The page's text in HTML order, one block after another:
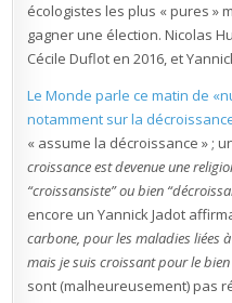
écologistes les plus « pures »
gagner une élection. Nicolas
Cécile Duflot en 2016, et
Le Monde parle ce matin de
notamment sur la
« assume la décroissance » ;
croissance est devenue une
“croissansiste” ou bien
encore un Yannick Jadot
carbone, pour les maladies liées
mais je suis croissant pour le
sont (malheureusement) pas